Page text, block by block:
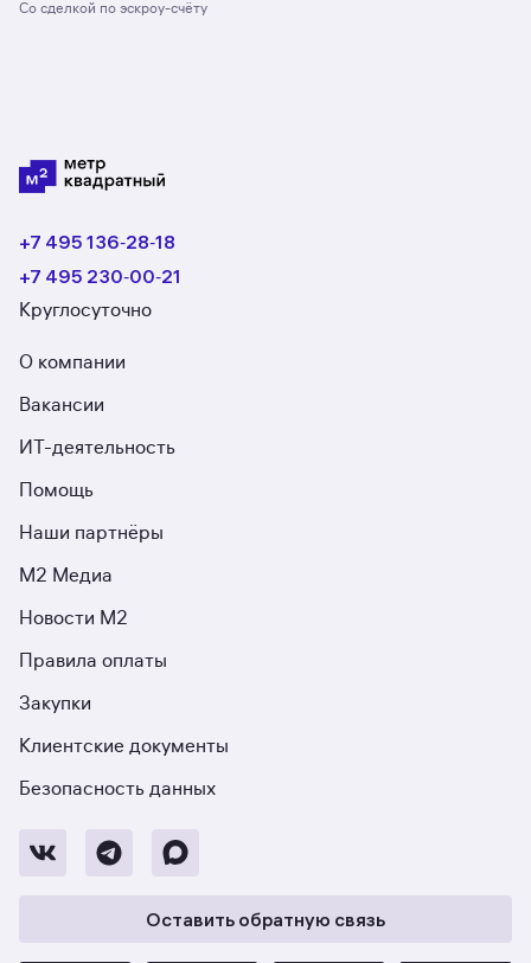
со сделкой по эскроу-счёту
+7 495 136‑28‑18
+7 495 230‑00‑21
Круглосуточно
О компании
Вакансии
ИТ-деятельность
Помощь
Наши партнёры
М2 Медиа
Новости М2
Правила оплаты
Закупки
Клиентские документы
Безопасность данных
Оставить обратную связь